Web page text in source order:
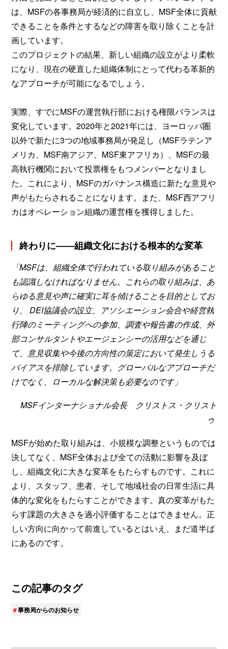
は、MSFの各事務局が経済的に自立し、MSF全体に貢献
できることを条件とするなどの障害を取り除くことを計
画しています。
このプロジェクトの結果、新しい組織の設立がより柔軟
になり、現在の硬直した組織体制にとって代わる革新的
なアプローチが可能になるでしょう。
実際、すでにMSFの運営執行部における権限バランスは
変化しています。2020年と2021年には、ヨーロッパ圏
以外で新たに3つの地域事務局が発足し（MSFラテンア
メリカ、MSF南アジア、MSF東アフリカ）、MSFの最
高執行機関において投票権をもつメンバーとなりまし
た。これにより、MSFのガバナンス構造に新たな意見や
声がもたらされることになります。また、MSF西アフリ
カはオペレーション組織の運営権を獲得しました。
終わりに——組織文化における根本的な変革
「MSFは、組織全体で行われている取り組みがあること
も認識しなければなりません。これらの取り組みは、あ
らゆる意見や声に確実に耳を傾けることを目的としてお
り、 DEI協議会の設立、アソシエーション会合や経営執
行陣のミーティングへの参加、調査や報告書の作成、外
部コンサルタントやエージェンシーの活用などを通じ
て、意見収集や今後の方向性の策定において発生しうる
バイアスを排除しています。グローバルなアプローチだ
けでなく、ローカルな解決策も必要なのです」
MSFインターナショナル会長 クリストス・クリスト
ゥ
MSFが始めた取り組みは、小規模な調整というものでは
決してなく、MSF全体および全ての活動に影響を及ぼ
し、組織文化に大きな変革をもたらすものです。これに
より、スタッフ、患者、そして地域社会の日常生活に具
体的な変化をもたらすことができます。真の変革がもた
らす課題の大きさを過小評価することはできません。正
しい方向に向かって前進しているとはいえ、まだ道半ば
にあるのです。
この記事のタグ
事務局からのお知らせ